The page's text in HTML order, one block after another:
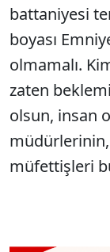
battaniyesi
boyası
olmamalı.
zaten
olsun, insan
müfettişleri